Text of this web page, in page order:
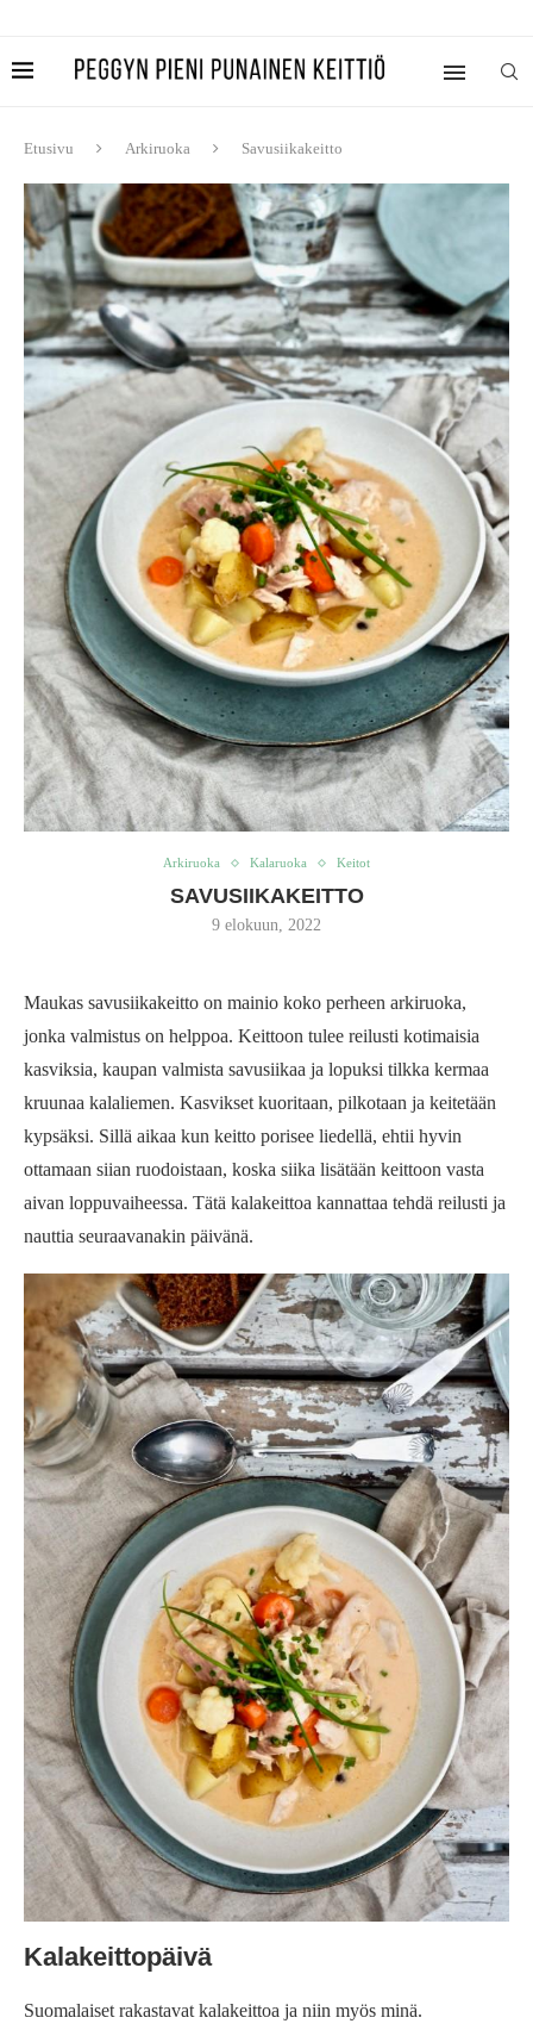
Etusivu Arkiruoka Savusiikakeitto
Arkiruoka Kalaruoka Keitot
SAVUSIIKAKEITTO
9 elokuun, 2022
Maukas savusiikakeitto on mainio koko perheen arkiruoka,
jonka valmistus on helppoa. Keittoon tulee reilusti kotimaisia
kasviksia, kaupan valmista savusiikaa ja lopuksi tilkka kermaa
kruunaa kalaliemen. Kasvikset kuoritaan, pilkotaan ja keitetään
kypsäksi. Sillä aikaa kun keitto porisee liedellä, ehtii hyvin
ottamaan siian ruodoistaan, koska siika lisätään keittoon vasta
aivan loppuvaiheessa. Tätä kalakeittoa kannattaa tehdä reilusti ja
nauttia seuraavanakin päivänä.
Kalakeittopäivä
Suomalaiset rakastavat kalakeittoa ja niin myös minä.